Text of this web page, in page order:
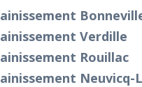
Verdille
Rouillac
Neuvicq-